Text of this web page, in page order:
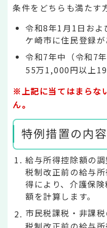
条件をどちらも満たす
令和8年1月1日お
ケ崎市に住民登録が
令和7年中（令和7
55万1,000円以上
※上記に当てはまらな
ん。
特例措置の内容
給与所得控除額の調
税制改正前の給与
得により、介護保
額を計算します。
市民税課税・非課